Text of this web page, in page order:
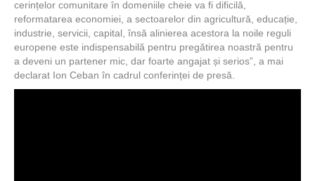
cerințelor comunitare în domeniile cheie va fi dificilă,
reformatarea economiei, a sectoarelor din agricultură, educație,
industrie, servicii, capital, însă alinierea acestora la noile reguli
europene este indispensabilă pentru pregătirea noastră pentru
a deveni un partener mic, dar foarte angajat și serios”, a mai
declarat Ion Ceban în cadrul conferinței de presă.